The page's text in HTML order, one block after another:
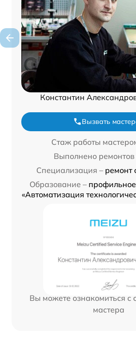
Константин
Вызвать
Стаж работы
Выполнено ремонтов
Специализация – ремонт
Образование –
«Автоматизация
Вы можете ознакомиться с
мастера